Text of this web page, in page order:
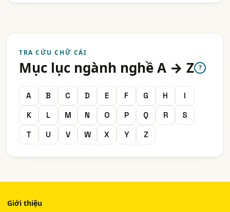
TRA CỨU CHỮ CÁI
Mục lục ngành nghề A → Z ?
A B C D E F G H
I
K
L M N O P Q R
S
T
U V W X Y Z
Giới thiệu